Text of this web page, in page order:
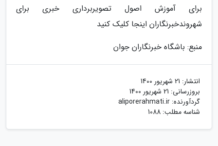
برای آموزش اصول تصویربرداری خبری برای
شهروندخبرنگاران اینجا کلیک کنید
منبع: باشگاه خبرنگاران جوان
انتشار: 21 شهریور 1400
بروزرسانی: 21 شهریور 1400
گردآورنده: aliporerahmati.ir
شناسه مطلب: 1088